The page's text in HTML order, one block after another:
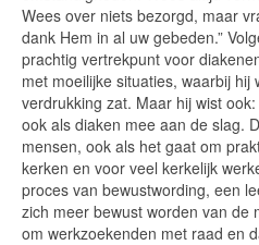
Wees over niets bezorgd, maar
dank Hem in al uw gebeden.”
prachtig vertrekpunt voor
met moeilijke situaties, waarbij
verdrukking zat. Maar hij wist
ook als diaken mee aan de slag.
mensen, ook als het gaat om
kerken en voor veel kerkelijk
proces van bewustwording, een
zich meer bewust worden van de
om werkzoekenden met raad en